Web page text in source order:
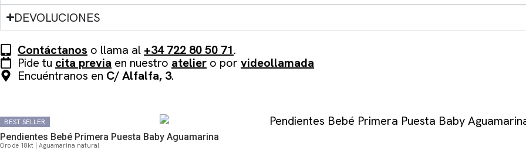
DEVOLUCIONES
Contáctanos o llama al +34 722 80 50 71.
Pide tu cita previa en nuestro atelier o por videollamada
Encuéntranos en C/ Alfalfa, 3.
BEST SELLER
BEST SELLER
Pendientes Bebé Primera Puesta Baby Aguamarina
Oro de 18kt | Aguamarina natural